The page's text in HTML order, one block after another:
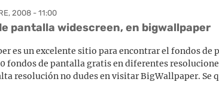
2008 - 11:00
pantalla widescreen, en bigwallpaper
es un excelente sitio para encontrar el fondos de
fondos de pantalla gratis en diferentes
resolución no dudes en visitar BigWallpaper. Se